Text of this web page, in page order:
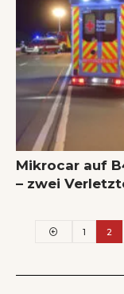
Mikrocar auf
– zwei
1 2